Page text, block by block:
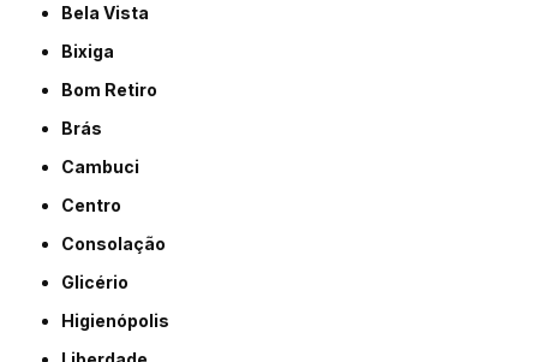
Bela Vista
Bixiga
Bom Retiro
Brás
Cambuci
Centro
Consolação
Glicério
Higienópolis